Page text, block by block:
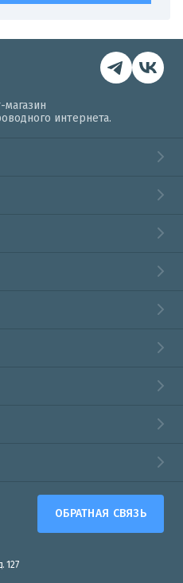
магазин
интернета.
ОБРАТНАЯ СВЯЗЬ
127